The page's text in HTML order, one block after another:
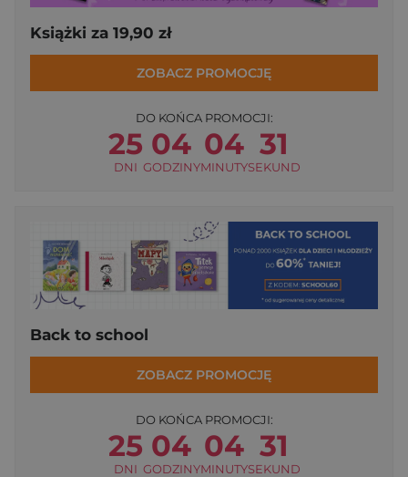
Książki za 19,90 zł
ZOBACZ PROMOCJĘ
DO KOŃCA PROMOCJI:
25
DNI
04
GODZINY
04
MINUTY
31
SEKUND
Back to school
ZOBACZ PROMOCJĘ
DO KOŃCA PROMOCJI:
25
DNI
04
GODZINY
04
MINUTY
31
SEKUND